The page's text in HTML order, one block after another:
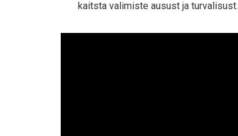
kaitsta valimiste ausust ja turvalisust.